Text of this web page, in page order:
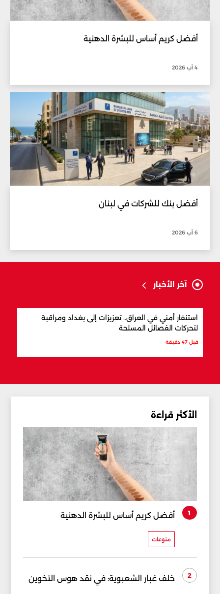
أفضل كريم أساس للبشرة الدهنية
4 آب 2026
أفضل بنك للشركات في لبنان
6 آب 2026
آخر الأخبار
استنفار أمني في العراق.. تعزيزات إلى بغداد ومراقبة
لتحركات الفصائل المسلحة
قبل 47 دقيقة
الأكثر قراءة
1 أفضل كريم أساس للبشرة الدهنية
منوعات
2 خلف غبار الشعبوية: في نقد هوس التخوين